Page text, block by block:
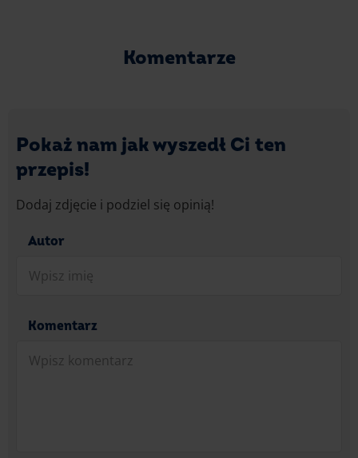
Komentarze
Pokaż nam jak wyszedł Ci ten
przepis!
Dodaj zdjęcie i podziel się opinią!
Autor
Komentarz